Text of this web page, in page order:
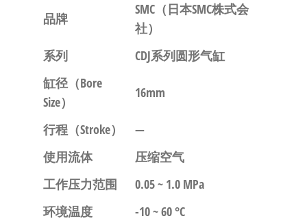
品牌
SMC（日本SMC株式会
社）
系列
CDJ系列圆形气缸
缸径（Bore
Size）
16mm
行程（Stroke）
—
使用流体
压缩空气
工作压力范围
0.05 ~ 1.0 MPa
环境温度
-10 ~ 60 °C